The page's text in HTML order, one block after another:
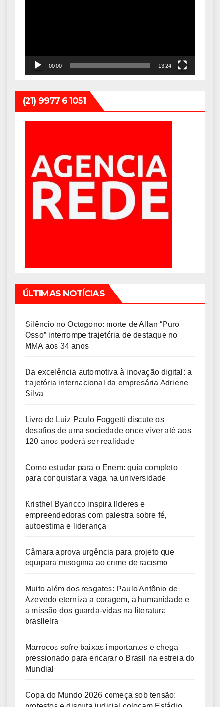
00:00 13:24
(21) 9977 6 1051
ÚLTIMAS NOTÍCIAS
Silêncio no Octógono: morte de Allan “Puro
Osso” interrompe trajetória de destaque no
MMA aos 34 anos
Da excelência automotiva à inovação digital: a
trajetória internacional da empresária Adriene
Silva
Livro de Luiz Paulo Foggetti discute os
desafios de uma sociedade onde viver até aos
120 anos poderá ser realidade
Como estudar para o Enem: guia completo
para conquistar a vaga na universidade
Kristhel Byancco inspira líderes e
empreendedoras com palestra sobre fé,
autoestima e liderança
Câmara aprova urgência para projeto que
equipara misoginia ao crime de racismo
Muito além dos resgates: Paulo Antônio de
Azevedo eterniza a coragem, a humanidade e
a missão dos guarda-vidas na literatura
brasileira
Marrocos sofre baixas importantes e chega
pressionado para encarar o Brasil na estreia do
Mundial
Copa do Mundo 2026 começa sob tensão: